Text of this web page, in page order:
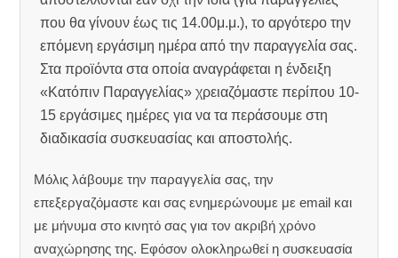
που θα γίνουν έως τις 14.00μ.μ.), το αργότερο την
επόμενη εργάσιμη ημέρα από την παραγγελία σας.
Στα προϊόντα στα οποία αναγράφεται η ένδειξη
«Κατόπιν Παραγγελίας» χρειαζόμαστε περίπου 10-
15 εργάσιμες ημέρες για να τα περάσουμε στη
διαδικασία συσκευασίας και αποστολής.
Μόλις λάβουμε την παραγγελία σας, την
επεξεργαζόμαστε και σας ενημερώνουμε με email και
με μήνυμα στο κινητό σας για τον ακριβή χρόνο
αναχώρησης της. Εφόσον ολοκληρωθεί η συσκευασία